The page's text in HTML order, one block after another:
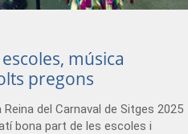
música
pregons
del Carnaval de Sitges 2025
bona part de les escoles i